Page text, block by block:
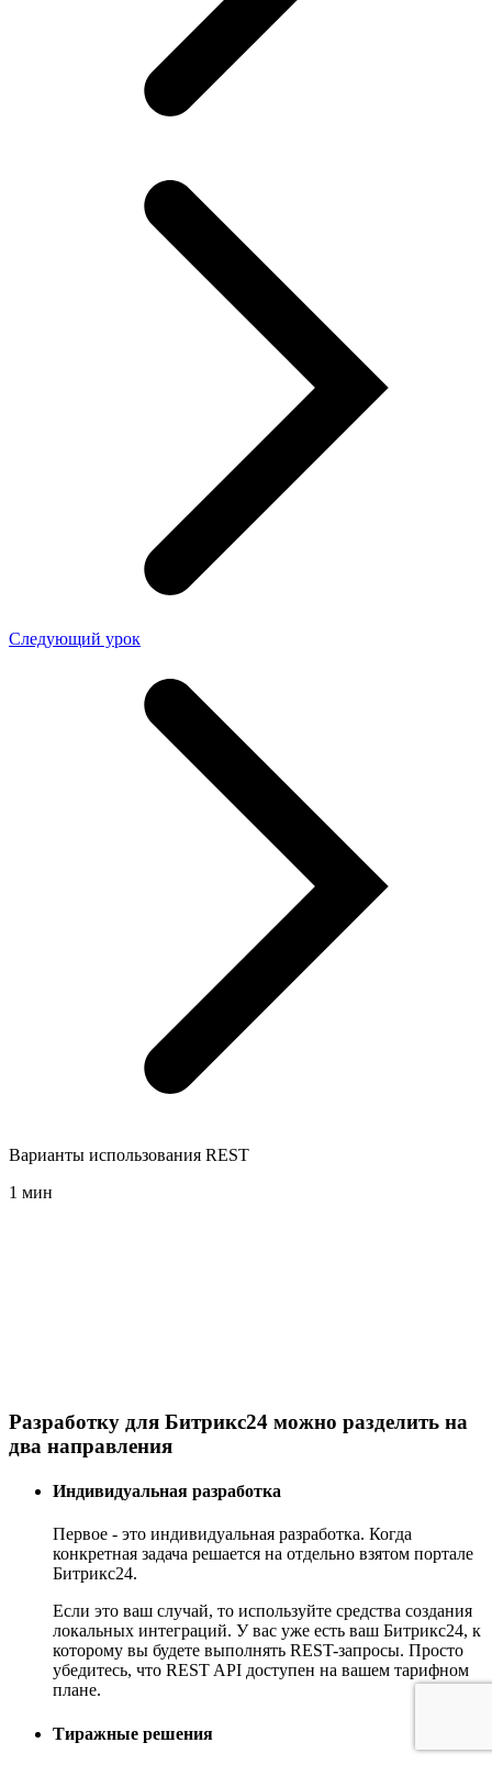
Следующий урок
Варианты использования REST
1 мин
Разработку для Битрикс24 можно разделить на
два направления
Индивидуальная разработка
Первое - это индивидуальная разработка. Когда
конкретная задача решается на отдельно взятом портале
Битрикс24.
Если это ваш случай, то используйте средства создания
локальных интеграций. У вас уже есть ваш Битрикс24, к
которому вы будете выполнять REST-запросы. Просто
убедитесь, что REST API доступен на вашем тарифном
плане.
Тиражные решения